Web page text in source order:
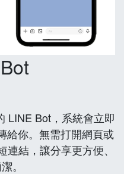
LINE Bot，系統會立即
給你。無需打開網頁或
結，讓分享更方便、
。